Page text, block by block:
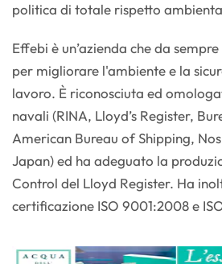
politica di totale rispetto
Effebi è un’azienda che da
per migliorare l'ambiente e la
lavoro. È riconosciuta ed
navali (RINA, Lloyd’s Register,
American Bureau of Shipping,
Japan) ed ha adeguato la
Control del Lloyd Register. Ha
certificazione ISO 9001:2008 e